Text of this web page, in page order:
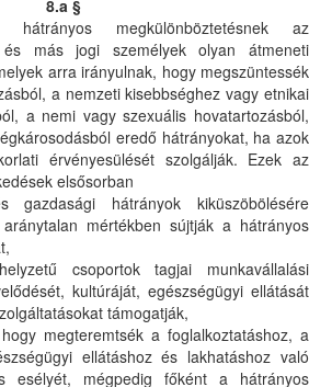
8.a §
megkülönböztetésnek az
és más jogi személyek olyan átmeneti
arra irányulnak, hogy megszüntessék
a nemzeti kisebbséghez vagy etnikai
a nemi vagy szexuális hovatartozásból,
eredő hátrányokat, ha azok
érvényesülését szolgálják. Ezek az
elsősorban
hátrányok kiküszöbölésére
mértékben sújtják a hátrányos
csoportok tagjai munkavállalási
kultúráját, egészségügyi ellátását
támogatják,
megteremtsék a foglalkoztatáshoz, a
ellátáshoz és lakhatáshoz való
esélyét, mégpedig főként a hátrányos